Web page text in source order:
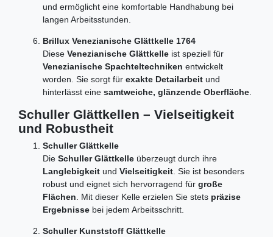
und ermöglicht eine komfortable Handhabung bei
langen Arbeitsstunden.
Brillux Venezianische Glättkelle 1764
Diese Venezianische Glättkelle ist speziell für
Venezianische Spachteltechniken entwickelt
worden. Sie sorgt für exakte Detailarbeit und
hinterlässt eine samtweiche, glänzende Oberfläche
Schuller Glättkellen – Vielseitigkeit
und Robustheit
Schuller Glättkelle
Die Schuller Glättkelle überzeugt durch ihre
Langlebigkeit und Vielseitigkeit . Sie ist besonders
robust und eignet sich hervorragend für große
Flächen . Mit dieser Kelle erzielen Sie stets präzise
Ergebnisse bei jedem Arbeitsschritt.
Schuller Kunststoff Glättkelle